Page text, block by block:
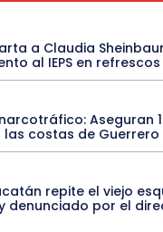
a Claudia
al IEPS en
Aseguran
costas de Guerrero
repite el viejo
denunciado por el